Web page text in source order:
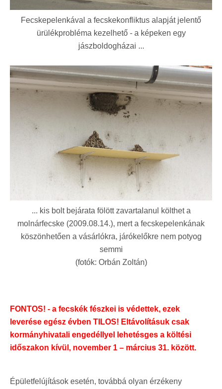
Fecskepelenkával a fecskekonfliktus alapját jelentő
ürülékprobléma kezelhető - a képeken egy
jászboldogházai ...
... kis bolt bejárata fölött zavartalanul költhet a
molnárfecske (2009.08.14.), mert a fecskepelenkának
köszönhetően a vásárlókra, járókelőkre nem potyog
semmi
(fotók: Orbán Zoltán)
FONTOS! - a fecskék fészkei is védettek, ezek
leverése egész évben TILOS! Eltávolításuk csak
kormányhivatali engedéllyel lehetésges a költési
időszakon kívül, november 1 – március 31. között.
Épületfelújítások esetén, továbbá olyan érzékeny